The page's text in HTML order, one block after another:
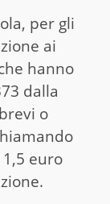
per gli
ai
hanno
dalla
o
euro